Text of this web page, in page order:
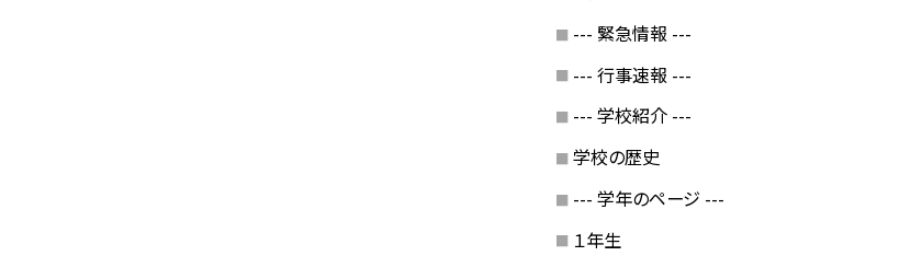
--- 緊急情報 ---
--- 行事速報 ---
--- 学校紹介 ---
学校の歴史
--- 学年のページ ---
１年生